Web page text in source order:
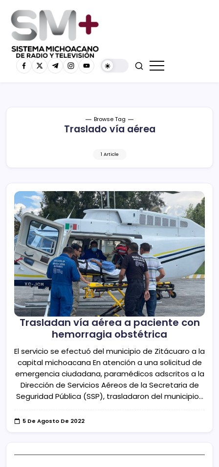
Browse Tag
Traslado vía aérea
1 Article
Trasladan vía aérea a paciente con
hemorragia obstétrica
El servicio se efectuó del municipio de Zitácuaro a la
capital michoacana En atención a una solicitud de
emergencia ciudadana, paramédicos adscritos a la
Dirección de Servicios Aéreos de la Secretaria de
Seguridad Pública (SSP), trasladaron del municipio…
5 De Agosto De 2022